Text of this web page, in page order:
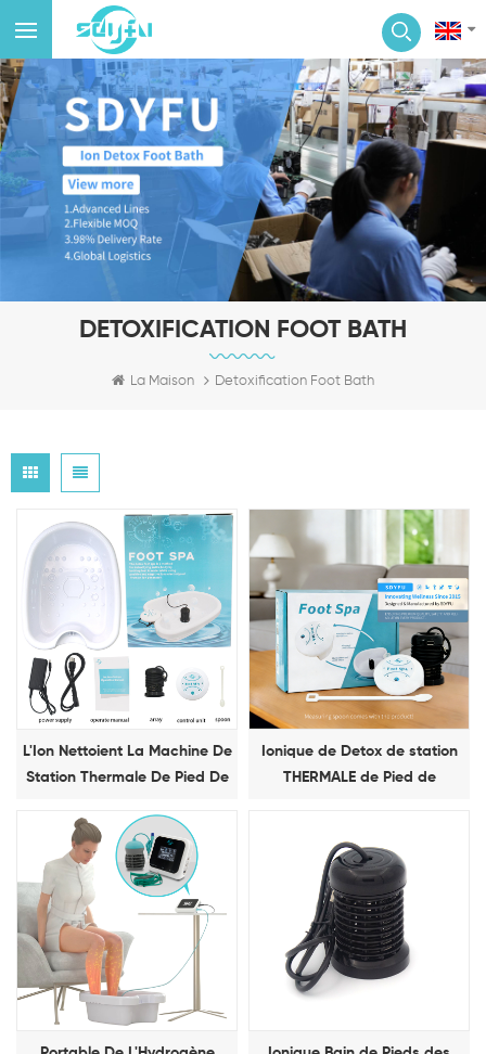
DETOXIFICATION FOOT BATH
La Maison Detoxification Foot Bath
L'Ion Nettoient La Machine De
Station Thermale De Pied De
Ionique de Detox de station
THERMALE de Pied de